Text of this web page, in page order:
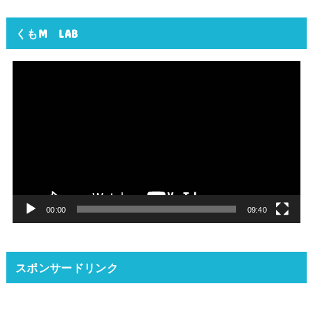
くもM LAB
00:00 09:40
スポンサードリンク